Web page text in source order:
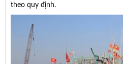
theo quy định.